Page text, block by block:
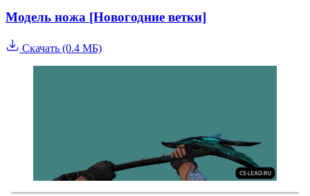
Модель ножа [Новогодние ветки]
Скачать (0.4 МБ)